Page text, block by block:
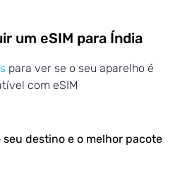
um eSIM para Índia
para ver se o seu aparelho é
com eSIM
seu destino e o melhor pacote